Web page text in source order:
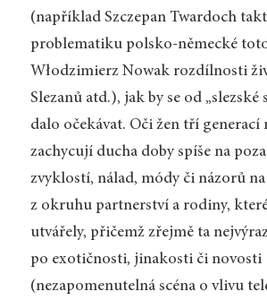
(například Szczepan Twardoch
problematiku polsko-německé
Włodzimierz Nowak rozdílnosti
Slezanů atd.), jak by se od „slezské
dalo očekávat. Oči žen tří generací
zachycují ducha doby spíše na
zvyklostí, nálad, módy či názorů
z okruhu partnerství a rodiny,
utvářely, přičemž zřejmě ta
po exotičnosti, jinakosti či novosti
(nezapomenutelná scéna o vlivu